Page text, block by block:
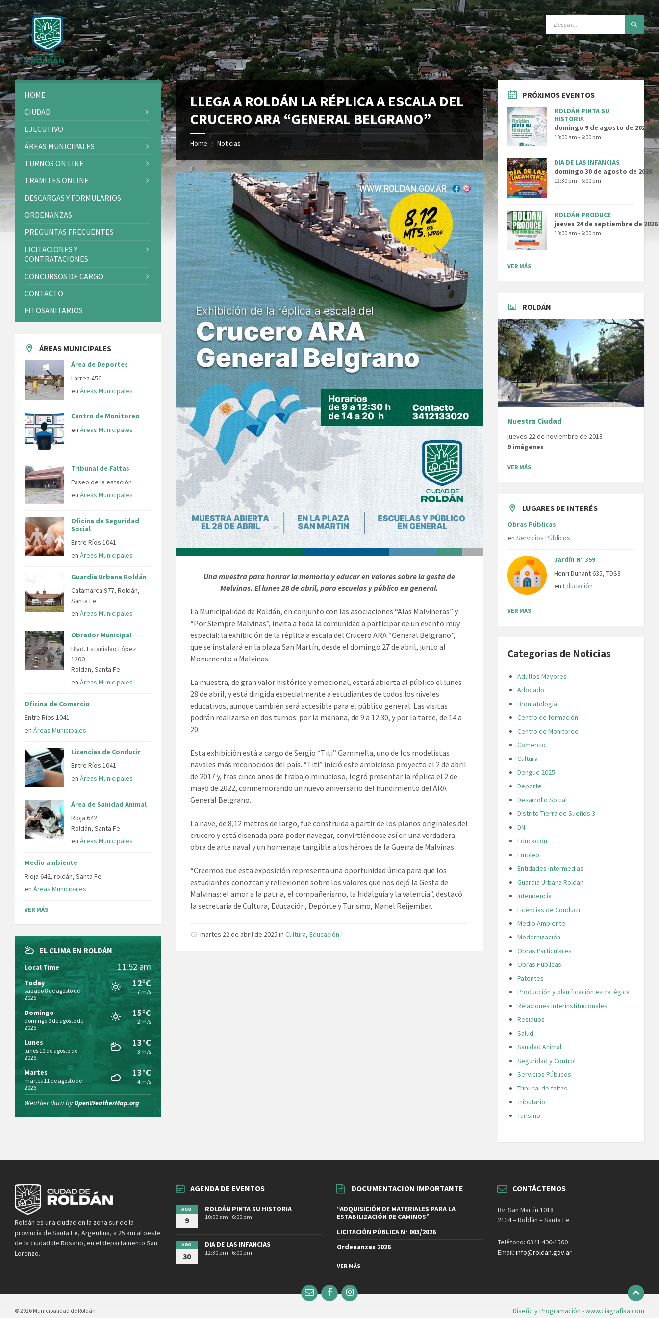
Skip
to
content
Skip
to
left
sidebar
Skip
to
right
sidebar
Skip
to
footer
LLEGA A ROLDÁN LA RÉPLICA A ESCALA DEL
CRUCERO ARA “GENERAL BELGRANO”
Home / Noticias
Una muestra para honrar la memoria y educar en valores sobre la gesta de
Malvinas. El lunes 28 de abril, para escuelas y público en general.
La Municipalidad de Roldán, en conjunto con las asociaciones “Alas Malvineras” y
“Por Siempre Malvinas”, invita a toda la comunidad a participar de un evento muy
especial: la exhibición de la réplica a escala del Crucero ARA “General Belgrano”,
que se instalará en la plaza San Martín, desde el domingo 27 de abril, junto al
Monumento a Malvinas.
La muestra, de gran valor histórico y emocional, estará abierta al público el lunes
28 de abril, y está dirigida especialmente a estudiantes de todos los niveles
educativos, aunque también será accesible para el público general. Las visitas
podrán realizarse en dos turnos: por la mañana, de 9 a 12:30, y por la tarde, de 14 a
20.
Esta exhibición está a cargo de Sergio “Titi” Gammella, uno de los modelistas
navales más reconocidos del país. “Titi” inició este ambicioso proyecto el 2 de abril
de 2017 y, tras cinco años de trabajo minucioso, logró presentar la réplica el 2 de
mayo de 2022, conmemorando un nuevo aniversario del hundimiento del ARA
General Belgrano.
La nave, de 8,12 metros de largo, fue construida a partir de los planos originales del
crucero y está diseñada para poder navegar, convirtiéndose así en una verdadera
obra de arte naval y un homenaje tangible a los héroes de la Guerra de Malvinas.
“Creemos que esta exposición representa una oportunidad única para que los
estudiantes conozcan y reflexionen sobre los valores que nos dejó la Gesta de
Malvinas: el amor a la patria, el compañerismo, la hidalguía y la valentía”, destacó
la secretaria de Cultura, Educación, Depórte y Turismo, Mariel Reijember.
martes 22 de abril de 2025inCultura,Educación
HOME
CIUDAD
EJECUTIVO
ÁREAS MUNICIPALES
TURNOS ON LINE
TRÁMITES ONLINE
DESCARGAS Y FORMULARIOS
ORDENANZAS
PREGUNTAS FRECUENTES
LICITACIONES Y
CONTRATACIONES
CONCURSOS DE CARGO
CONTACTO
FITOSANITARIOS
ÁREAS MUNICIPALES
Área de Deportes
Larrea 450
en Áreas Municipales
Centro de Monitoreo
en Áreas Municipales
Tribunal de Faltas
Paseo de la estación
en Áreas Municipales
Oficina de Seguridad
Social
Entre Ríos 1041
en Áreas Municipales
Guardia Urbana Roldán
Catamarca 977, Roldán,
Santa Fe
en Áreas Municipales
Obrador Municipal
Blvd. Estanislao López
1200
Roldan, Santa Fe
en Áreas Municipales
Oficina de Comercio
Entre Ríos 1041
en Áreas Municipales
Licencias de Conducir
Entre Ríos 1041
en Áreas Municipales
Área de Sanidad Animal
Rioja 642
Roldán, Santa Fe
en Áreas Municipales
Medio ambiente
Rioja 642, roldán, Santa Fe
en Áreas Municipales
VER MÁS
EL CLIMA EN ROLDÁN
Local Time 11:52 am
Today
sábado 8 de agosto de
2026
12°C
7 m/s
Domingo
domingo 9 de agosto de
2026
15°C
2 m/s
Lunes
lunes 10 de agosto de
2026
13°C
3 m/s
Martes
martes 11 de agosto de
2026
13°C
4 m/s
Weather data byOpenWeatherMap.org
PRÓXIMOS EVENTOS
ROLDÁN PINTA SU
HISTORIA
domingo 9 de agosto de 2026
10:00 am - 6:00 pm
DIA DE LAS INFANCIAS
domingo 30 de agosto de 2026
12:30 pm - 6:00 pm
ROLDÁN PRODUCE
jueves 24 de septiembre de 2026
10:00 am - 6:00 pm
VER MÁS
ROLDÁN
Nuestra Ciudad
jueves 22 de noviembre de 2018
9 imágenes
VER MÁS
LUGARES DE INTERÉS
Obras Públicas
enServicios Públicos
Jardín N° 359
Henri Dunant 635, TDS3
enEducación
VER MÁS
Categorias de Noticias
Adultos Mayores
Arbolado
Bromatología
Centro de formación
Centro de Monitoreo
Comercio
Cultura
Dengue 2025
Deporte
Desarrollo Social
Distrito Tierra de Sueños 3
DNI
Educación
Empleo
Entidades Intermedias
Guardia Urbana Roldan
Intendencia
Licencias de Conducir
Medio Ambiente
Modernización
Obras Particulares
Obras Publicas
Patentes
Producción y planificación estratégica
Relaciones interinstitucionales
Residuos
Salud
Sanidad Animal
Seguridad y Control
Servicios Públicos
Tribunal de faltas
Tributario
Turismo
Roldán es una ciudad en la zona sur de la
provincia de Santa Fe, Argentina, a 25 km al oeste
de la ciudad de Rosario, en el departamento San
Lorenzo.
AGENDA DE EVENTOS
AGO
9
ROLDÁN PINTA SU HISTORIA
10:00 am - 6:00 pm
AGO
30
DIA DE LAS INFANCIAS
12:30 pm - 6:00 pm
DOCUMENTACION IMPORTANTE
“ADQUISICIÓN DE MATERIALES PARA LA
ESTABILIZACIÓN DE CAMINOS”
LICITACIÓN PÚBLICA N° 003/2026
Ordenanzas 2026
VER MÁS
CONTÁCTENOS
Bv. San Martín 1018
2134 – Roldán – Santa Fe
Teléfono: 0341 496-1500
Email: info@roldan.gov.ar
EmailFacebookInstagram
Diseño y Programación - www.ciagrafika.com
© 2026 Municipalidad de Roldán